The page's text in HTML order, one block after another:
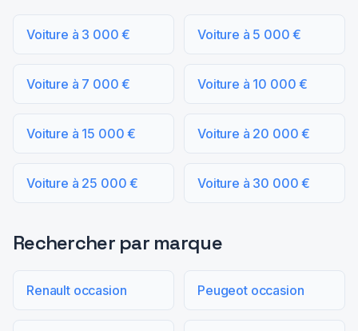
Voiture à 3 000 € Voiture à 5 000 €
Voiture à 7 000 € Voiture à 10 000 €
Voiture à 15 000 € Voiture à 20 000 €
Voiture à 25 000 € Voiture à 30 000 €
Rechercher par marque
Renault occasion Peugeot occasion